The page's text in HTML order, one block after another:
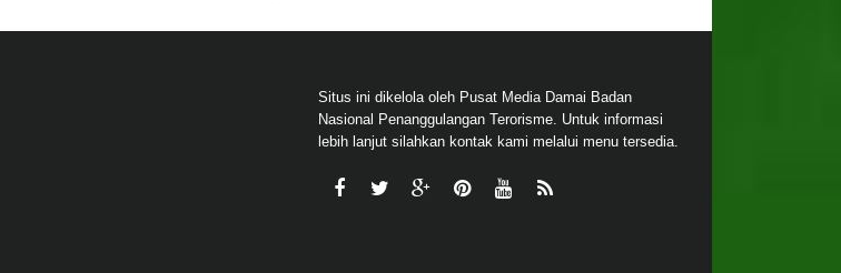
Situs ini dikelola oleh Pusat Media Damai Badan
Nasional Penanggulangan Terorisme. Untuk informasi
lebih lanjut silahkan kontak kami melalui menu tersedia.